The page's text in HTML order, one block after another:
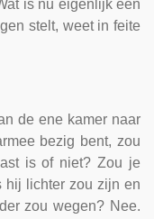
is nu eigenlijk een
stelt, weet in feite
de ene kamer naar
bezig bent, zou
is of niet? Zou je
hij lichter zou zijn en
zou wegen? Nee.